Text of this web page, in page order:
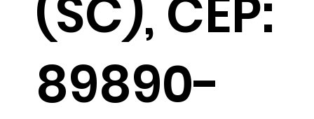
(SC), CEP:
89890-